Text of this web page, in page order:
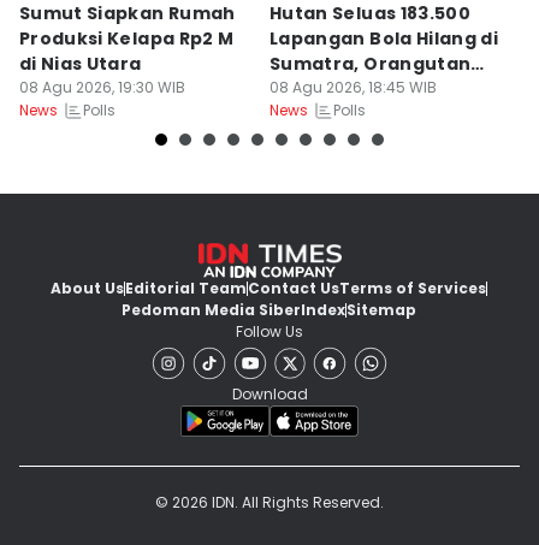
Sumut Siapkan Rumah
Produksi Kelapa Rp2 M
di Nias Utara
08 Agu 2026, 19:30 WIB
News
Polls
Hutan Seluas 183.500
Lapangan Bola Hilang di
Sumatra, Orangutan
Tertekan
08 Agu 2026, 18:45 WIB
News
Polls
About UsEditorial TeamContact UsTerms of Services
Pedoman Media SiberIndexSitemap
Follow Us
Download
© 2026 IDN. All Rights Reserved.